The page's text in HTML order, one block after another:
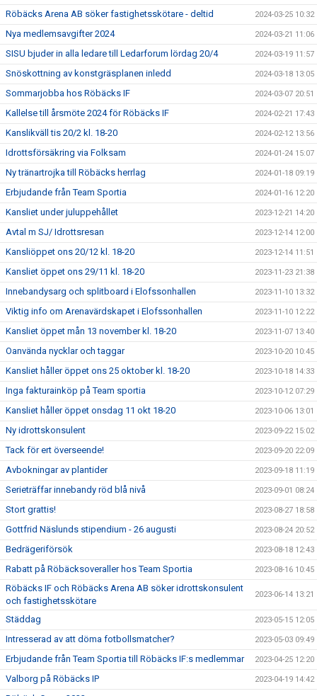
Röbäcks Arena AB söker fastighetsskötare - deltid 2024-03-25 10:32
Nya medlemsavgifter 2024 2024-03-21 11:06
SISU bjuder in alla ledare till Ledarforum lördag 20/4 2024-03-19 11:57
Snöskottning av konstgräsplanen inledd 2024-03-18 13:05
Sommarjobba hos Röbäcks IF 2024-03-07 20:51
Kallelse till årsmöte 2024 för Röbäcks IF 2024-02-21 17:43
Kanslikväll tis 20/2 kl. 18-20 2024-02-12 13:56
Idrottsförsäkring via Folksam 2024-01-24 15:07
Ny tränartrojka till Röbäcks herrlag 2024-01-18 09:19
Erbjudande från Team Sportia 2024-01-16 12:20
Kansliet under juluppehållet 2023-12-21 14:20
Avtal m SJ/ Idrottsresan 2023-12-14 12:00
Kansliöppet ons 20/12 kl. 18-20 2023-12-14 11:51
Kansliet öppet ons 29/11 kl. 18-20 2023-11-23 21:38
Innebandysarg och splitboard i Elofssonhallen 2023-11-10 13:32
Viktig info om Arenavärdskapet i Elofssonhallen 2023-11-10 12:22
Kansliet öppet mån 13 november kl. 18-20 2023-11-07 13:40
Oanvända nycklar och taggar 2023-10-20 10:45
Kansliet håller öppet ons 25 oktober kl. 18-20 2023-10-18 14:33
Inga fakturainköp på Team sportia 2023-10-12 07:29
Kansliet håller öppet onsdag 11 okt 18-20 2023-10-06 13:01
Ny idrottskonsulent 2023-09-22 15:02
Tack för ert överseende! 2023-09-20 22:09
Avbokningar av plantider 2023-09-18 11:19
Serieträffar innebandy röd blå nivå 2023-09-01 08:24
Stort grattis! 2023-08-27 18:58
Gottfrid Näslunds stipendium - 26 augusti 2023-08-24 20:52
Bedrägeriförsök 2023-08-18 12:43
Rabatt på Röbäcksoveraller hos Team Sportia 2023-08-16 10:45
Röbäcks IF och Röbäcks Arena AB söker idrottskonsulent
och fastighetsskötare
2023-06-14 13:21
Städdag 2023-05-15 12:05
Intresserad av att döma fotbollsmatcher? 2023-05-03 09:49
Erbjudande från Team Sportia till Röbäcks IF:s medlemmar 2023-04-25 12:20
Valborg på Röbäcks IP 2023-04-19 14:42